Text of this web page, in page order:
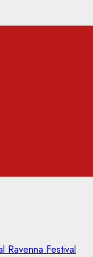
Ravenna Festival